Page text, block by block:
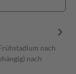
nach
nach